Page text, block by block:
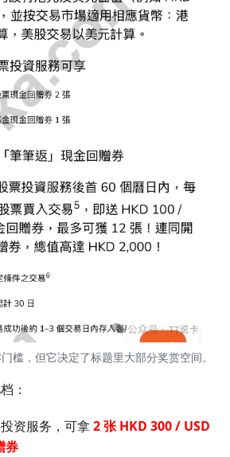
槛，但它决定了标题里大部分奖赏空间。
：
资服务，可拿2 张 HKD 300 / USD
券